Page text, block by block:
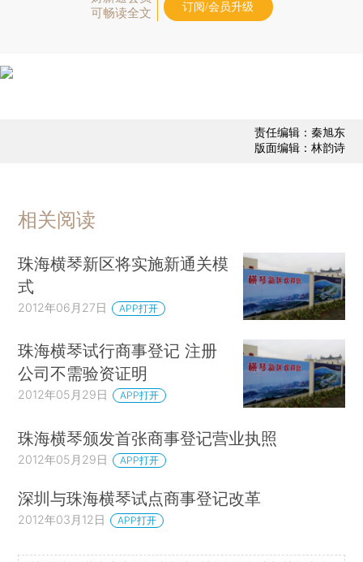
可畅读全文
订阅/会员升级
责任编辑：秦旭东
版面编辑：林韵诗
相关阅读
珠海横琴新区将实施新通关模
式
2012年06月27日 APP打开
珠海横琴试行商事登记 注册
公司不需验资证明
2012年05月29日 APP打开
珠海横琴颁发首张商事登记营业执照
2012年05月29日 APP打开
深圳与珠海横琴试点商事登记改革
2012年03月12日 APP打开